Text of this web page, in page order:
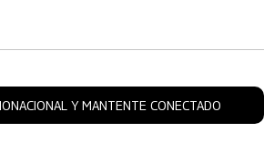
Y MANTENTE CONECTADO